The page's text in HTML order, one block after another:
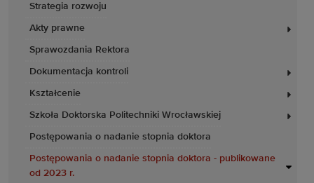
Strategia rozwoju
Akty prawne
Sprawozdania Rektora
Dokumentacja kontroli
Kształcenie
Szkoła Doktorska Politechniki Wrocławskiej
Postępowania o nadanie stopnia doktora
Postępowania o nadanie stopnia doktora - publikowane
od 2023 r.